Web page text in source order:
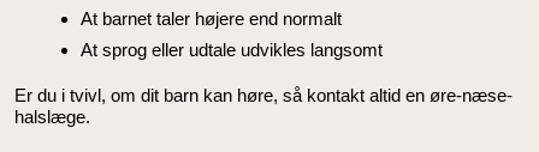
At barnet taler højere end normalt
At sprog eller udtale udvikles langsomt
Er du i tvivl, om dit barn kan høre, så kontakt altid en øre-næse-
halslæge.